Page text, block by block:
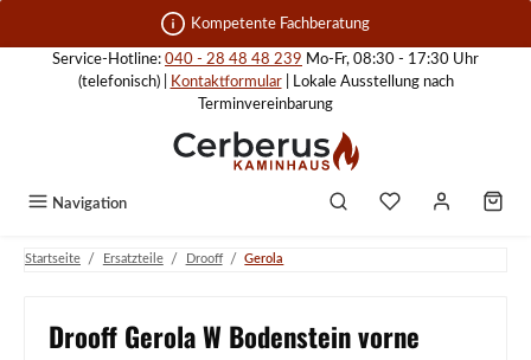
Zum Hauptinhalt springen Kompetente Fachberatung
Service-Hotline: 040 - 28 48 48 239 Mo-Fr, 08:30 - 17:30 Uhr
(telefonisch) |
Kontaktformular| Lokale Ausstellung nach
Terminvereinbarung
Navigation
Startseite / Ersatzteile / Drooff / Gerola
Drooff Gerola W Bodenstein vorne